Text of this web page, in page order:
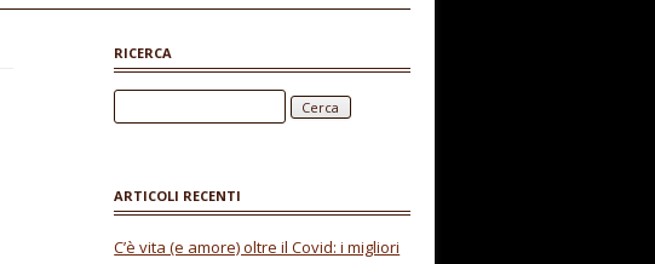
RICERCA
ARTICOLI RECENTI
C’è vita (e amore) oltre il Covid: i migliori